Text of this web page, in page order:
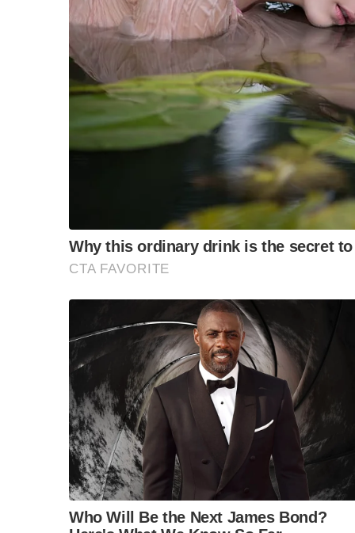
เช่น วิตกกังวล สมาธิสั้นลง หรือซึมเศร้าร่วมด้วย
รุนแรง จะมีโอกาสเกิดภาวะลองโควิดสูงกว่าผู้ป่ว
ความเครียดที่สะสมมาตั้งแต่ช่วงป่วยเป็นโรคโควิ
มาเป็นปกติ อย่างไรก็ตาม ยังมีปัจจัยอื่นๆ ที่ส่งผล
เรื่องเพศ โดยพบในเพศหญิงมากกว่าเพศชาย ร
เคยเข้ารับการรักษาในโรงพยาบาล ซึ่งผู้ที่หายป่
นายแพทย์จักรรัฐ กล่าวต่ออีกว่า หากผู้ที่หายป่ว
แพทย์เพื่อหาสาเหตุที่แท้จริง เนื่องจากบางรายอ
โรคอื่น ๆ ร่วมด้วย จึงต้องมีการตรวจเพิ่มเติมแล
ไปได้ในผู้หายป่วยแล้ว บางรายอาจจะติดเชื้อโค
เดิม แต่อาจไม่แสดงอาการชัดเจน ดังนั้นผู้ป่วยโ
มาตรการป้องกันการติดเชื้อโควิด 19 อย่างเคร่ง
หมั่นล้างมือด้วยสบู่หรือเจลแอลกอฮอล์ 70% แล
สอบถามข้อมูลเพิ่มเติมที่สายด่วนกรมควบคุมโรค
F
a
c
e
b
L
i
n
e
i
t
C
o
y
L
Share
e
c
h
f
o
r